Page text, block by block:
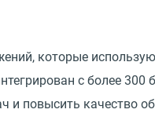
которые
с более
и повысить качество